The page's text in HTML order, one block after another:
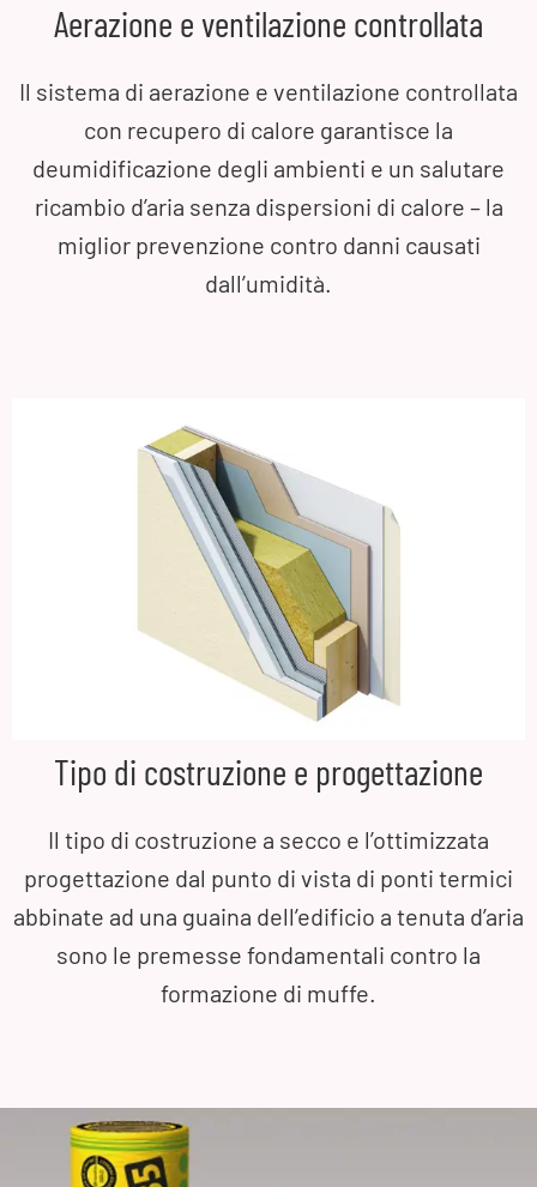
Aerazione e ventilazione controllata
Il sistema di aerazione e ventilazione controllata
con recupero di calore garantisce la
deumidificazione degli ambienti e un salutare
ricambio d’aria senza dispersioni di calore – la
miglior prevenzione contro danni causati
dall’umidità.
Tipo di costruzione e progettazione
Il tipo di costruzione a secco e l’ottimizzata
progettazione dal punto di vista di ponti termici
abbinate ad una guaina dell’edificio a tenuta d’aria
sono le premesse fondamentali contro la
formazione di muffe.